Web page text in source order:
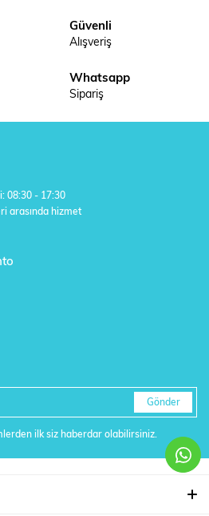
Güvenli
Alışveriş
Whatsapp
Sipariş
08:30 - 17:30
arasında hizmet
Gönder
ilk siz haberdar olabilirsiniz.